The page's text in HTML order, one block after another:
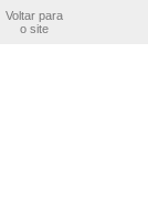
Voltar para
o site